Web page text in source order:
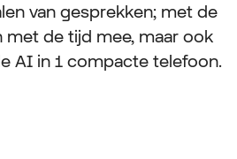
van gesprekken; met de
met de tijd mee, maar ook
AI in 1 compacte telefoon.